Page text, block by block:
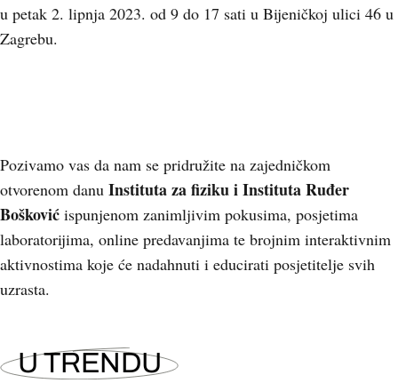
u petak 2. lipnja 2023. od 9 do 17 sati u Bijeničkoj ulici 46 u
Zagrebu.
Pozivamo vas da nam se pridružite na zajedničkom
otvorenom danu Instituta za fiziku i Instituta Ruđer
Bošković ispunjenom zanimljivim pokusima, posjetima
laboratorijima, online predavanjima te brojnim interaktivnim
aktivnostima koje će nadahnuti i educirati posjetitelje svih
uzrasta.
U TRENDU